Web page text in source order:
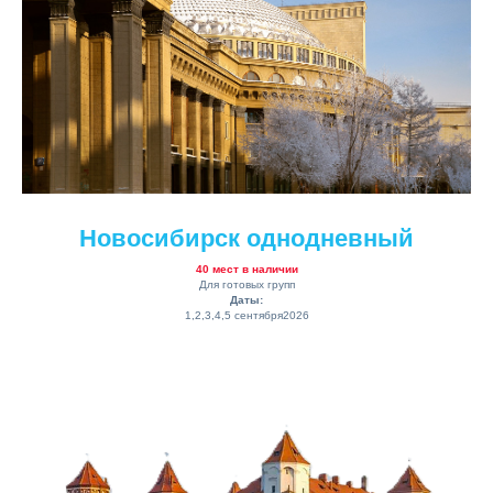
Новосибирск однодневный
40 мест в наличии
Для готовых групп
Даты:
1,2,3,4,5 сентября2026